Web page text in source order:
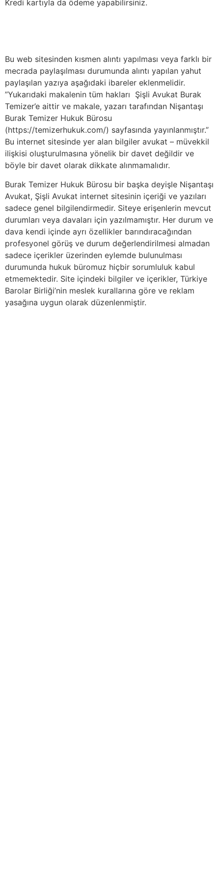
Kredi kartıyla da ödeme yapabilirsiniz.
Bu web sitesinden kısmen alıntı yapılması veya farklı bir
mecrada paylaşılması durumunda alıntı yapılan yahut
paylaşılan yazıya aşağıdaki ibareler eklenmelidir.
”Yukarıdaki makalenin tüm hakları Şişli Avukat Burak
Temizer’e aittir ve makale, yazarı tarafından Nişantaşı
Burak Temizer Hukuk Bürosu
(https://temizerhukuk.com/) sayfasında yayınlanmıştır.”
Bu internet sitesinde yer alan bilgiler avukat – müvekkil
ilişkisi oluşturulmasına yönelik bir davet değildir ve
böyle bir davet olarak dikkate alınmamalıdır.
Burak Temizer Hukuk Bürosu bir başka deyişle Nişantaşı
Avukat, Şişli Avukat internet sitesinin içeriği ve yazıları
sadece genel bilgilendirmedir. Siteye erişenlerin mevcut
durumları veya davaları için yazılmamıştır. Her durum ve
dava kendi içinde ayrı özellikler barındıracağından
profesyonel görüş ve durum değerlendirilmesi almadan
sadece içerikler üzerinden eylemde bulunulması
durumunda hukuk büromuz hiçbir sorumluluk kabul
etmemektedir. Site içindeki bilgiler ve içerikler, Türkiye
Barolar Birliği’nin meslek kurallarına göre ve reklam
yasağına uygun olarak düzenlenmiştir.